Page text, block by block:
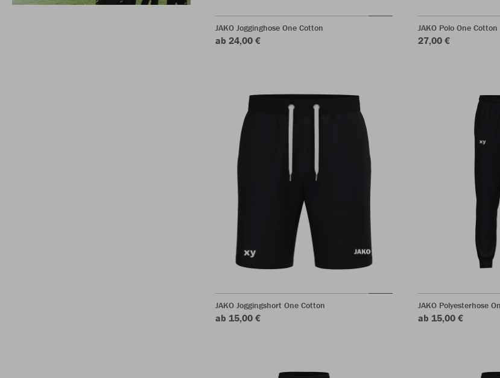
JAKO Jogginghose One Cotton
ab 24,00 €
JAKO Polo One Cotton
27,00 €
JAKO Joggingshort One Cotton
ab 15,00 €
JAKO Polyesterhose
ab 15,00 €